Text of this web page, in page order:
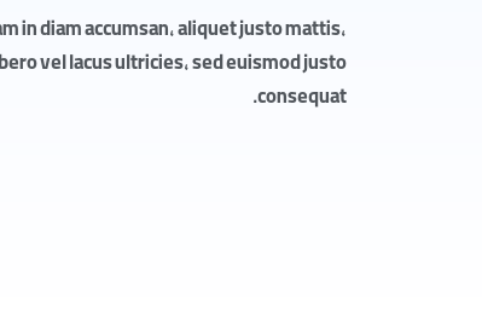
in diam accumsan, aliquet justo mattis,
vel lacus ultricies, sed euismod justo
consequat.